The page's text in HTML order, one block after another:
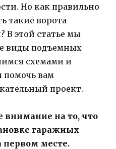
Но как правильно
такие ворота
В этой статье мы
виды подъемных
схемами и
помочь вам
проект.
внимание на то, что
гаражных
первом месте.